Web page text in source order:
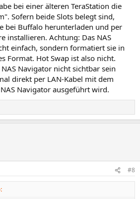
bei einer älteren TeraStation die
Sofern beide Slots belegt sind,
bei Buffalo herunterladen und per
installieren. Achtung: Das NAS
einfach, sondern formatiert sie in
Format. Hot Swap ist also nicht.
Navigator nicht sichtbar sein
direkt per LAN-Kabel mit dem
Navigator ausgeführt wird.
#8